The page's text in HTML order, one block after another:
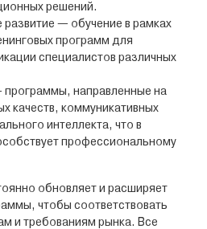
решений.
— обучение в рамках
программ для
специалистов различных
направленные на
качеств, коммуникативных
интеллекта, что в
профессиональному
обновляет и расширяет
чтобы соответствовать
и требованиям рынка. Все